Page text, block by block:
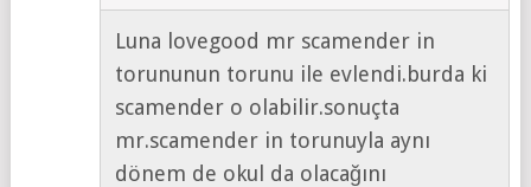
Luna lovegood mr scamender in
torununun torunu ile evlendi.burda ki
scamender o olabilir.sonuçta
mr.scamender in torunuyla aynı
dönem de okul da olacağını